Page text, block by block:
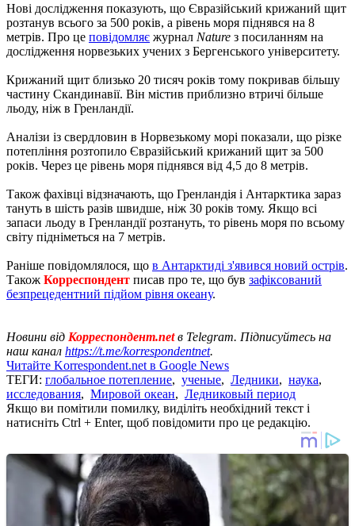
Нові дослідження показують, що Євразійський крижаний щит
розтанув всього за 500 років, а рівень моря піднявся на 8
метрів. Про це повідомляє журнал Nature з посиланням на
дослідження норвезьких учених з Бергенського університету.
Крижаний щит близько 20 тисяч років тому покривав більшу
частину Скандинавії. Він містив приблизно втричі більше
льоду, ніж в Гренландії.
Аналізи із свердловин в Норвезькому морі показали, що різке
потепління розтопило Євразійський крижаний щит за 500
років. Через це рівень моря піднявся від 4,5 до 8 метрів.
Також фахівці відзначають, що Гренландія і Антарктика зараз
тануть в шість разів швидше, ніж 30 років тому. Якщо всі
запаси льоду в Гренландії розтануть, то рівень моря по всьому
світу підніметься на 7 метрів.
Раніше повідомлялося, що в Антарктиді з'явився новий острів.
Також Корреспондент писав про те, що був зафіксований
безпрецедентний підйом рівня океану.
Новини від Корреспондент.netв Telegram. Підписуйтесь на
наш канал https://t.me/korrespondentnet.
Читайте Korrespondent.net в Google News
ТЕГИ: глобальное потепление, ученые, Ледники, наука,
исследования, Мировой океан, Ледниковый период
Якщо ви помітили помилку, виділіть необхідний текст і
натисніть Ctrl + Enter, щоб повідомити про це редакцію.